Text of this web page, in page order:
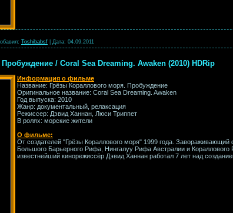
Toshibabsf Дата: 04.09.2011
/ Coral Sea Dreaming. Awaken (2010) HDRip
Информация о фильме
Название: Грёзы Кораллового моря. Пробуждение
Оригинальное название: Coral Sea Dreaming. Awaken
Год выпуска: 2010
Жанр: документальный, релаксация
Режиссер: Дэвид Ханнан, Люси Триппет
В ролях: морские жители
О фильме:
От создателей "Грёзы Кораллового моря" 1999 года.
Большого Барьерного Рифа, Нингалуу Рифа Австралии и
известнейший кинорежиссёр Дэвид Ханнан работал 7 лет над